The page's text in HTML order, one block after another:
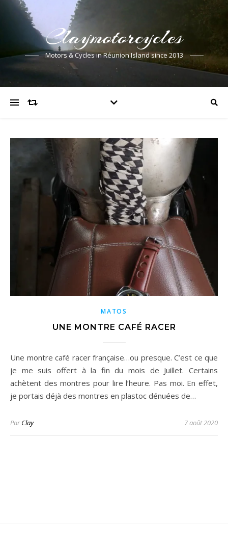
Claymotorcycles
Motors & Cycles in Réunion Island since 2013
MATOS
UNE MONTRE CAFÉ RACER
Une montre café racer française…ou presque. C’est ce que
je me suis offert à la fin du mois de Juillet. Certains
achètent des montres pour lire l’heure. Pas moi. En effet,
je portais déjà des montres en plastoc dénuées de…
ParClay 7 août 2020